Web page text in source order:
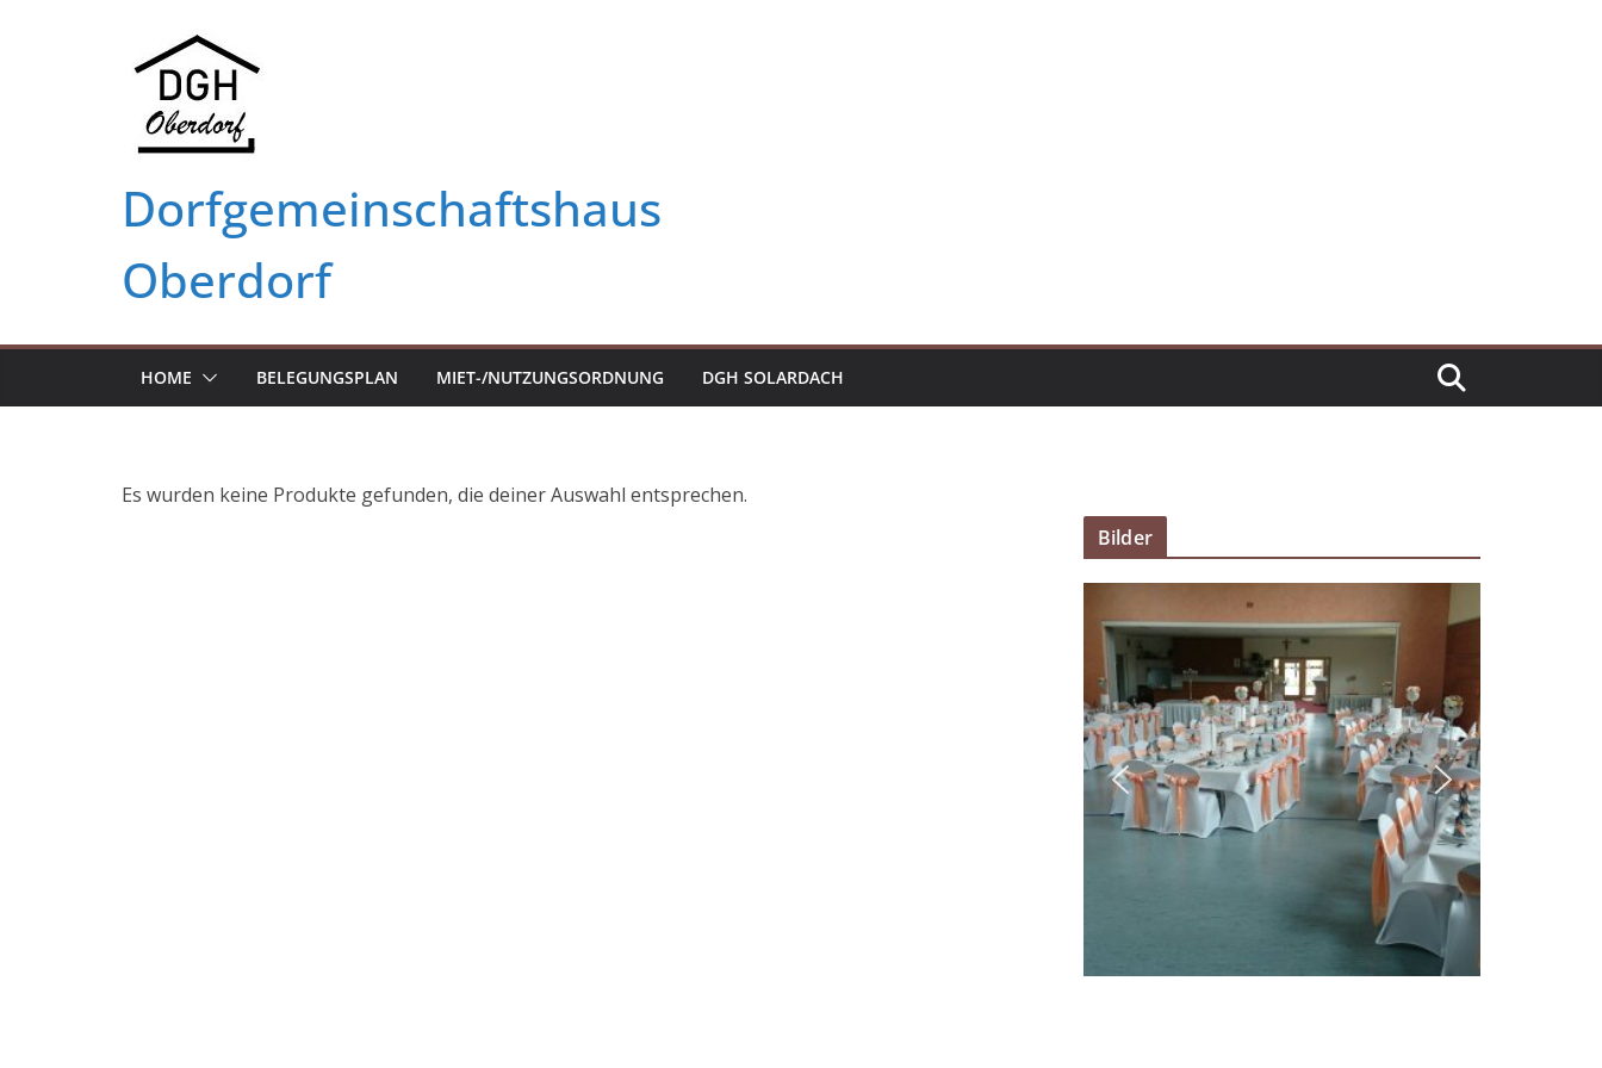
Dorfgemeinschaftshaus
Oberdorf
HOME BELEGUNGSPLAN MIET-/NUTZUNGSORDNUNG DGH SOLARDACH
Es wurden keine Produkte gefunden, die deiner Auswahl entsprechen.
Bilder